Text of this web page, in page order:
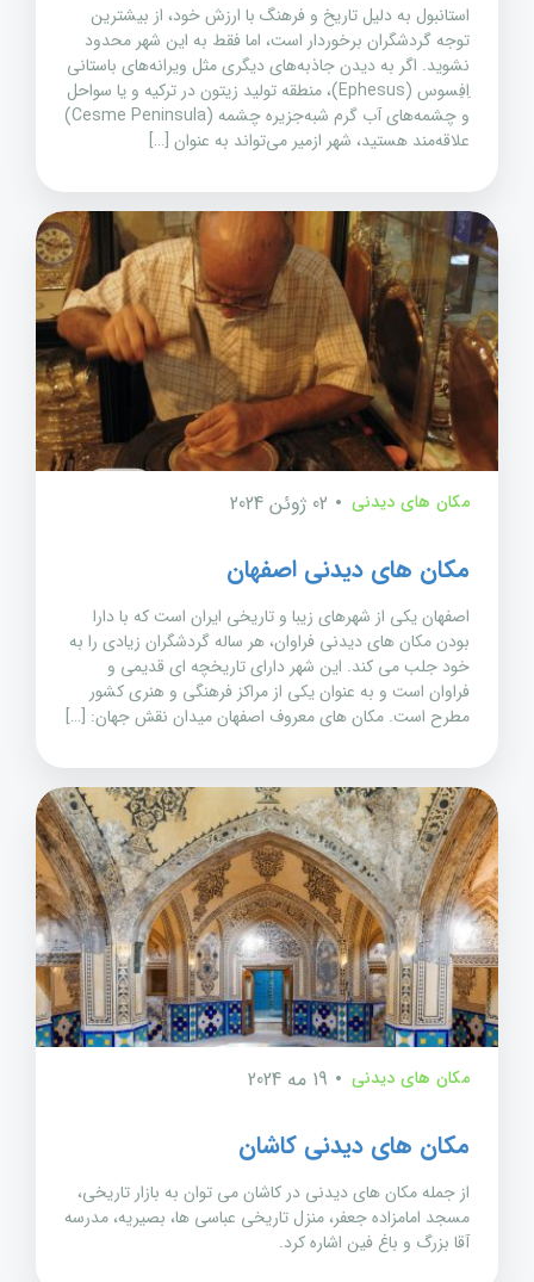
استانبول به دلیل تاریخ و فرهنگ با ارزش خود، از بیشترین
توجه گردشگران برخوردار است، اما فقط به این شهر محدود
نشوید. اگر به دیدن جاذبه‌های دیگری مثل ویرانه‌های باستانی
اِفِسوس (Ephesus)، منطقه تولید زیتون در ترکیه و یا سواحل
و چشمه‌های آب گرم شبه‌جزیره چشمه (Cesme Peninsula)
علاقه‌مند هستید، شهر ازمیر می‌تواند به عنوان […]
مکان های دیدنی 02 ژوئن 2024
مکان های دیدنی اصفهان
اصفهان یکی از شهرهای زیبا و تاریخی ایران است که با دارا
بودن مکان های دیدنی فراوان، هر ساله گردشگران زیادی را به
خود جلب می کند. این شهر دارای تاریخچه ای قدیمی و
فراوان است و به عنوان یکی از مراکز فرهنگی و هنری کشور
مطرح است. مکان های معروف اصفهان میدان نقش جهان: […]
مکان های دیدنی 19 مه 2024
مکان های دیدنی کاشان
از جمله مکان های دیدنی در کاشان می توان به بازار تاریخی،
مسجد امامزاده جعفر، منزل تاریخی عباسی ها، بصیریه، مدرسه
آقا بزرگ و باغ فین اشاره کرد.